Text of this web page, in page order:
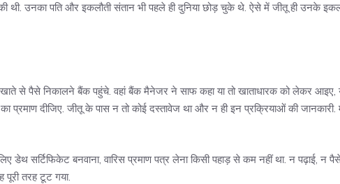
थी. उनका पति और इकलौती संतान भी पहले ही दुनिया छोड़ चुके थे. ऐसे में जीतू ही उनके
से पैसे निकालने बैंक पहुंचे. वहां बैंक मैनेजर ने साफ कहा या तो खाताधारक को लेकर आइए,
प्रमाण दीजिए. जीतू के पास न तो कोई दस्तावेज था और न ही इन प्रक्रियाओं की
डेथ सर्टिफिकेट बनवाना, वारिस प्रमाण पत्र लेना किसी पहाड़ से कम नहीं था. न पढ़ाई, न
तरह टूट गया.